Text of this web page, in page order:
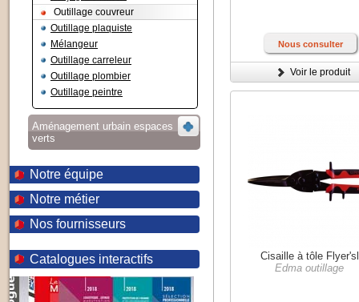
Outillage couvreur
Outillage plaquiste
Mélangeur
Outillage carreleur
Outillage plombier
Outillage peintre
Aménagement urbain espaces
verts
Notre équipe
Notre métier
Nos fournisseurs
Catalogues interactifs
Nous consulter
Voir le produit
Cisaille à tôle Flyer'sl
Edma outillage